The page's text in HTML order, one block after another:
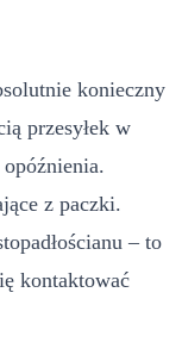
konieczny
przesyłek w
z paczki.
– to
kontaktować